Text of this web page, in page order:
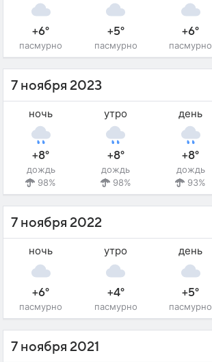
+6°
пасмурно
+5°
пасмурно
+6°
пасмурно
7 ноября 2023
ночь
+8°
дождь
98%
утро
+8°
дождь
98%
день
+8°
дождь
93%
7 ноября 2022
ночь
+6°
пасмурно
утро
+4°
пасмурно
день
+5°
пасмурно
7 ноября 2021